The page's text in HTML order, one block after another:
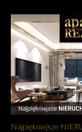
Najpiękniejsze